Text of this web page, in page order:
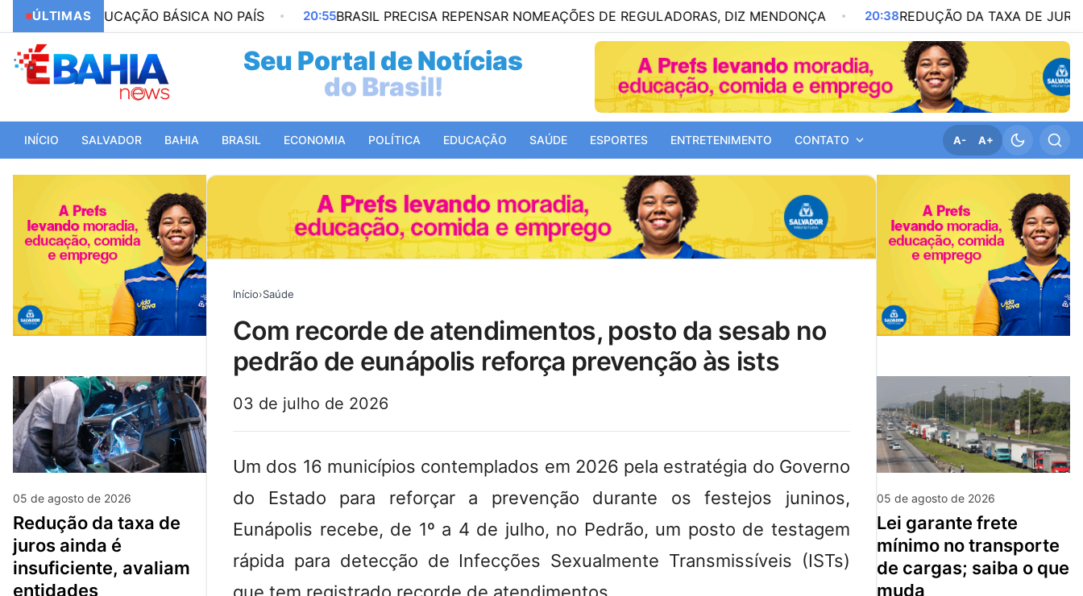
ÚLTIMAS
EDUCAÇÃO BÁSICA NO PAÍS 20:55 BRASIL PRECISA REPENSAR NOMEAÇÕES DE REGULADORAS, DIZ MENDONÇA 20:38 REDUÇÃO DA TAXA DE JUROS AINDA
Seu Portal de Notícias
do Mundo!
INÍCIO SALVADOR BAHIA BRASIL ECONOMIA POLÍTICA EDUCAÇÃO SAÚDE ESPORTES ENTRETENIMENTO CONTATO A- A+
05 de agosto de 2026
redução da taxa de
juros ainda é
insuficiente, avaliam
entidades
Início›Saúde
com recorde de atendimentos, posto da sesab no
pedrão de eunápolis reforça prevenção às ists
03 de julho de 2026
​Um dos 16 municípios contemplados em 2026 pela estratégia do Governo
do Estado para reforçar a prevenção durante os festejos juninos,
Eunápolis recebe, de 1º a 4 de julho, no Pedrão, um posto de testagem
rápida para detecção de Infecções Sexualmente Transmissíveis (ISTs)
que tem registrado recorde de atendimentos.
05 de agosto de 2026
lei garante frete
mínimo no transporte
de cargas; saiba o que
muda